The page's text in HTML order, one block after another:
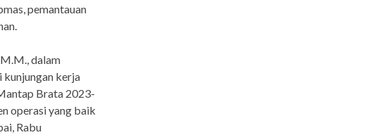
pemantauan
dalam
kerja
Brata 2023-
operasi yang baik
Rabu